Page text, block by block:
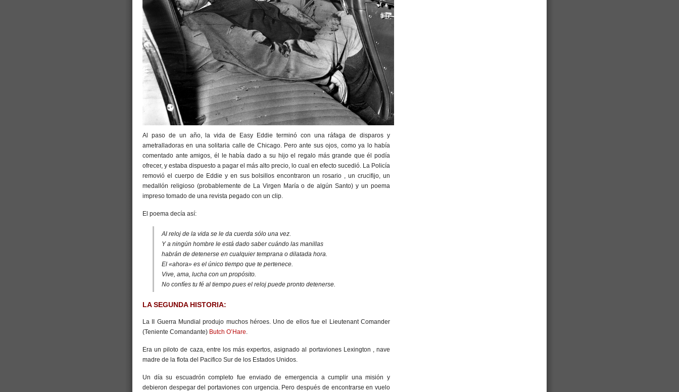
Al paso de un año, la vida de Easy Eddie terminó con una ráfaga de disparos y
ametralladoras en una solitaria calle de Chicago. Pero ante sus ojos, como ya lo había
comentado ante amigos, él le había dado a su hijo el regalo más grande que él podía
ofrecer, y estaba dispuesto a pagar el más alto precio, lo cual en efecto sucedió. La Policía
removió el cuerpo de Eddie y en sus bolsillos encontraron un rosario , un crucifijo, un
medallón religioso (probablemente de La Virgen María o de algún Santo) y un poema
impreso tomado de una revista pegado con un clip.
El poema decía así:
Al reloj de la vida se le da cuerda sólo una vez.
Y a ningún hombre le está dado saber cuándo las manillas
habrán de detenerse en cualquier temprana o dilatada hora.
El «ahora» es el único tiempo que te pertenece.
Vive, ama, lucha con un propósito.
No confíes tu fé al tiempo pues el reloj puede pronto detenerse.
LA SEGUNDA HISTORIA:
La II Guerra Mundial produjo muchos héroes. Uno de ellos fue el Lieutenant Comander
(Teniente Comandante) Butch O’Hare.
Era un piloto de caza, entre los más expertos, asignado al portaviones Lexington , nave
madre de la flota del Pacifico Sur de los Estados Unidos.
Un día su escuadrón completo fue enviado de emergencia a cumplir una misión y
debieron despegar del portaviones con urgencia. Pero después de encontrarse en vuelo